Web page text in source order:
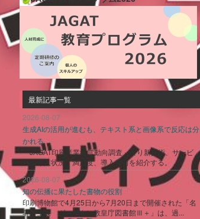
最新記事一覧
2026-08-07
生成AIの活用が進むも、テキスト系と画像系で反応は分
かれる
「JAGAT印刷産業経営動向調査」より新技術、サービ
スの導入状況、満足度、導入意向を紹介する。 ...
2026-08-07
知の伝播に果たした書物の役割
印刷博物館で4月25日から7月20日まで開催された「名
著誕生展 ヴァチカン教皇庁図書館Ⅲ＋」は、過...